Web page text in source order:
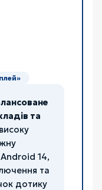
та
14,
та
дотику